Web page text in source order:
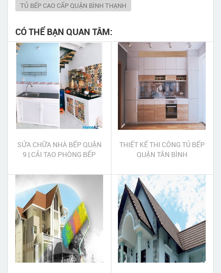
TỦ BẾP CAO CẤP QUẬN BÌNH THẠNH
CÓ THỂ BẠN QUAN TÂM:
SỬA CHỮA NHÀ BẾP QUẬN
9 | CẢI TẠO PHÒNG BẾP
THIẾT KẾ THI CÔNG TỦ BẾP
QUẬN TÂN BÌNH